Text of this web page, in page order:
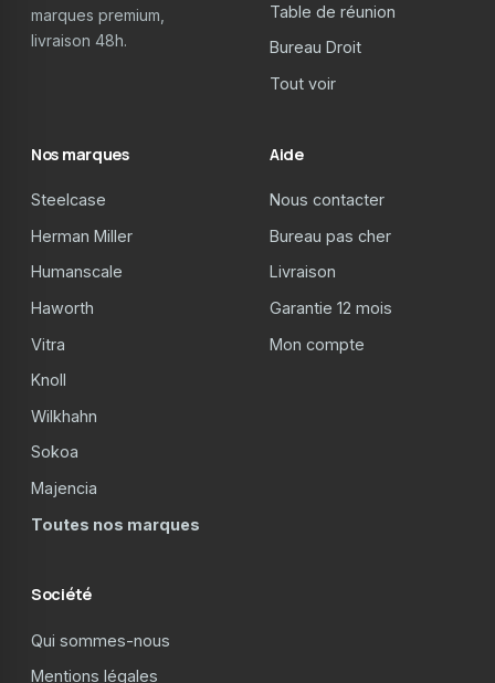
marques premium,
livraison 48h.
Table de réunion
Bureau Droit
Tout voir
Nos marques
Steelcase
Herman Miller
Humanscale
Haworth
Vitra
Knoll
Wilkhahn
Sokoa
Majencia
Toutes nos marques
Aide
Nous contacter
Bureau pas cher
Livraison
Garantie 12 mois
Mon compte
Société
Qui sommes-nous
Mentions légales